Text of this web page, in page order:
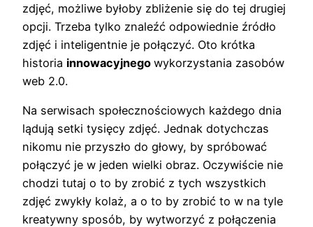
zdjęć, możliwe byłoby zbliżenie się do tej drugiej
opcji. Trzeba tylko znaleźć odpowiednie źródło
zdjęć i inteligentnie je połączyć. Oto krótka
historia innowacyjnego wykorzystania zasobów
web 2.0.
Na serwisach społecznościowych każdego dnia
lądują setki tysięcy zdjęć. Jednak dotychczas
nikomu nie przyszło do głowy, by spróbować
połączyć je w jeden wielki obraz. Oczywiście nie
chodzi tutaj o to by zrobić z tych wszystkich
zdjęć zwykły kolaż, a o to by zrobić to w na tyle
kreatywny sposób, by wytworzyć z połączenia